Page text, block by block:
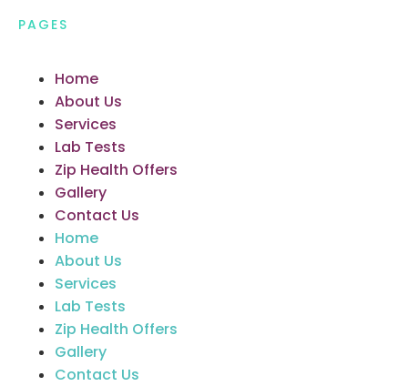
PAGES
Home
About Us
Services
Lab Tests
Zip Health Offers
Gallery
Contact Us
Home
About Us
Services
Lab Tests
Zip Health Offers
Gallery
Contact Us